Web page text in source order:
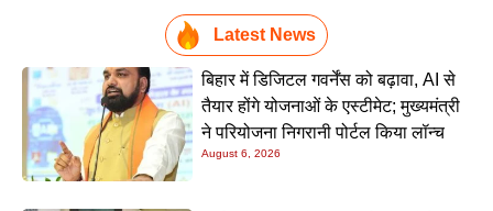
Latest News
बिहार में डिजिटल गवर्नेंस को बढ़ावा, AI से
तैयार होंगे योजनाओं के एस्टीमेट; मुख्यमंत्री
ने परियोजना निगरानी पोर्टल किया लॉन्च
August 6, 2026